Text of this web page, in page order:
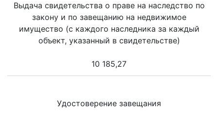
Выдача свидетельства о праве на наследство по
закону и по завещанию на недвижимое
имущество (с каждого наследника за каждый
объект, указанный в свидетельстве)
10 185,27
Удостоверение завещания